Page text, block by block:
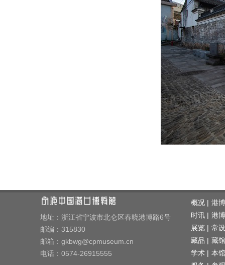
地址：浙江省宁波市北仑区春晓港博路6号
邮编：315830
邮箱：gkbwg@cpmuseum.cn
电话：0574-26915555
概况 | 港
时讯 | 港
展览 | 常
藏品 | 藏
学术 | 本